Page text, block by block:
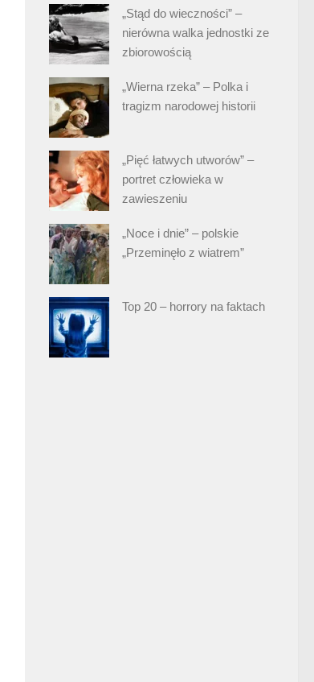
„Stąd do wieczności” –
nierówna walka jednostki ze
zbiorowością
„Wierna rzeka” – Polka i
tragizm narodowej historii
„Pięć łatwych utworów” –
portret człowieka w
zawieszeniu
„Noce i dnie” – polskie
„Przeminęło z wiatrem”
Top 20 – horrory na faktach